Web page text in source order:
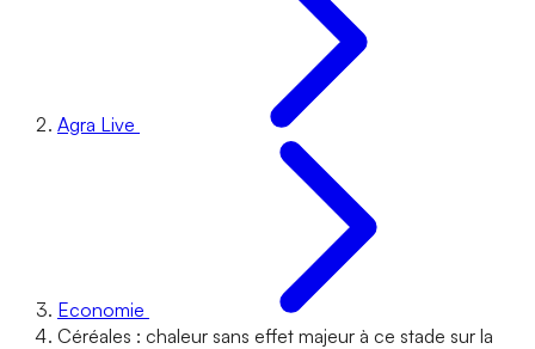
Agra Live
Economie
Céréales : chaleur sans effet majeur à ce stade sur la